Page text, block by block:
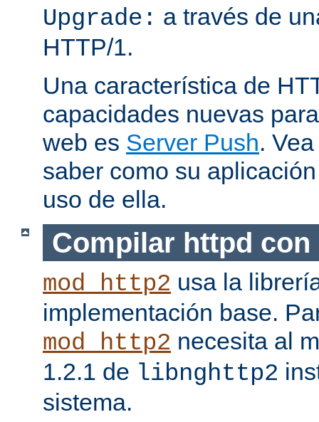
Upgrade: a través de
HTTP/1.
Una característica de
capacidades nuevas
web es Server Push.
saber como su
uso de ella.
Compilar httpd con
mod_http2 usa la
implementación base.
mod_http2 necesita al
1.2.1 de libnghttp2
sistema.